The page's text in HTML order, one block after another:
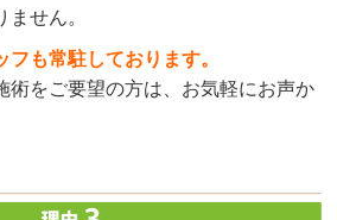
せん。
も常駐しております。
術をご要望の方は、お気軽にお声か